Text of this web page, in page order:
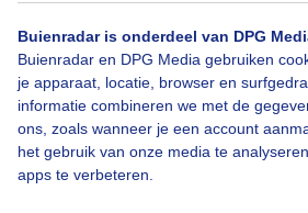
Buienradar is onderdeel van DPG
Buienradar en DPG Media gebruiken
je apparaat, locatie, browser en
informatie combineren we met de
ons, zoals wanneer je een account
het gebruik van onze media te
apps te verbeteren.
Duindoorn Ruiktlekkerinhetbos
Bekijk slideshow